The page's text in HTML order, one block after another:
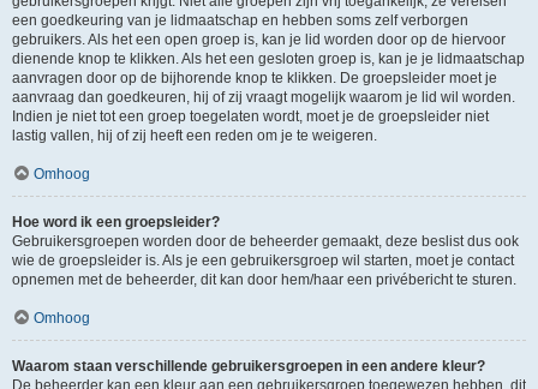
een goedkeuring van je lidmaatschap en hebben soms zelf verborgen
gebruikers. Als het een open groep is, kan je lid worden door op de hiervoor
dienende knop te klikken. Als het een gesloten groep is, kan je je lidmaatschap
aanvragen door op de bijhorende knop te klikken. De groepsleider moet je
aanvraag dan goedkeuren, hij of zij vraagt mogelijk waarom je lid wil worden.
Indien je niet tot een groep toegelaten wordt, moet je de groepsleider niet
lastig vallen, hij of zij heeft een reden om je te weigeren.
Omhoog
Hoe word ik een groepsleider?
Gebruikersgroepen worden door de beheerder gemaakt, deze beslist dus ook
wie de groepsleider is. Als je een gebruikersgroep wil starten, moet je contact
opnemen met de beheerder, dit kan door hem/haar een privébericht te sturen.
Omhoog
Waarom staan verschillende gebruikersgroepen in een andere kleur?
De beheerder kan een kleur aan een gebruikersgroep toegewezen hebben, dit